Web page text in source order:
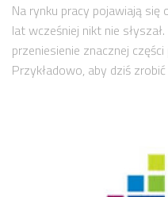
Na rynku pracy pojawiają
lat wcześniej nikt nie
przeniesienie znacznej
Przykładowo, aby dziś